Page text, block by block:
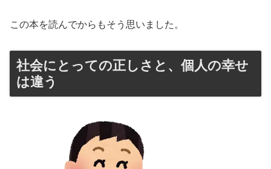
この本を読んでからもそう思いました。
社会にとっての正しさと、個人の幸せ
は違う